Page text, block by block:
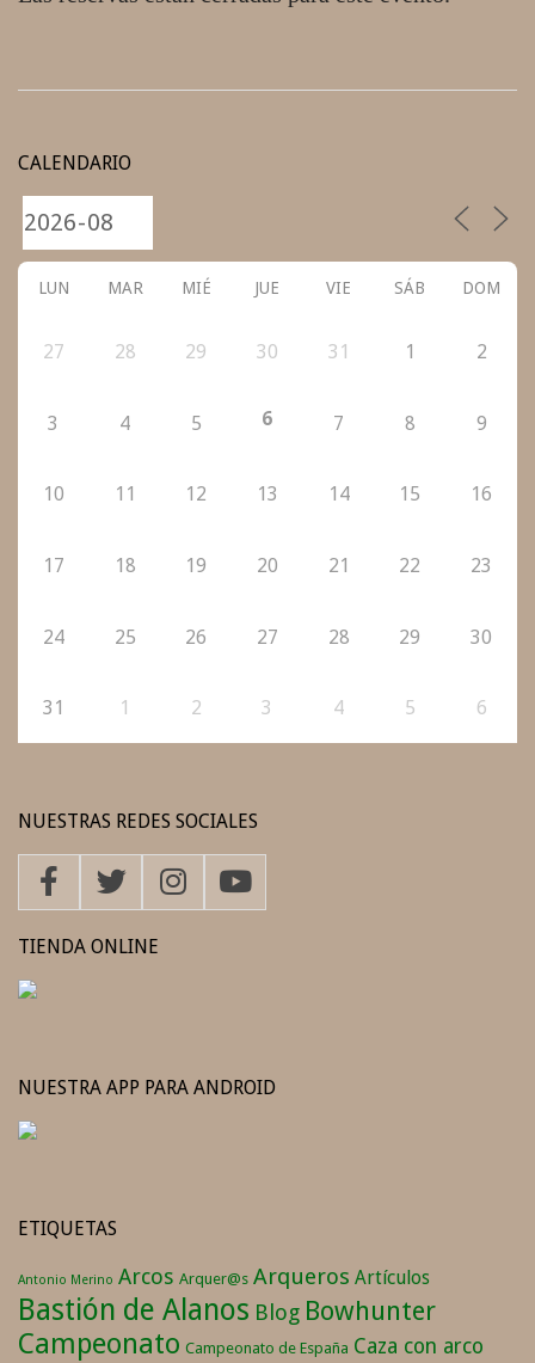
29
CALENDARIO
LUN MAR MIÉ JUE VIE SÁB DOM
27 28 29 30 31 1 2
3 4 5 6 7 8 9
10 11 12 13 14 15 16
17 18 19 20 21 22 23
24 25 26 27 28 29 30
31 1 2 3 4 5 6
NUESTRAS REDES SOCIALES
TIENDA ONLINE
NUESTRA APP PARA ANDROID
ETIQUETAS
Antonio Merino Arcos Arquer@s Arqueros Artículos
Bastión de Alanos Blog Bowhunter
Campeonato Campeonato de España Caza con arco